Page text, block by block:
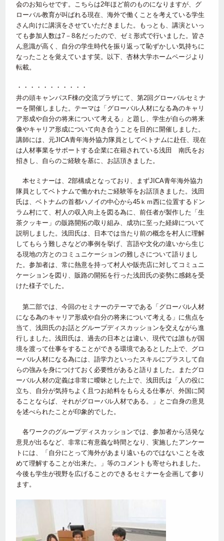
会のお知らせです。こちらは2年ほど前のものになりますが、グ
ローバル教育が叫ばれる現在、海外で働くことを考えている学生
さん向けに講演をさせていただきました。もっとも、講演といっ
ても参加人数は7－8名だったので、ゼミ形式で行いました。皆さ
ん意識が高く、自分の学生時代を振り返って恥ずかしい気持ちに
なったことを覚えています笑。以下、杏林大学ホームページより
転載。
・・・・・・・・・・・
井の頭キャンパスF棟の交流プラザにて、第2回グローバルセミナ
ーを開催しました。テーマは「グローバル人材になる為のキャリ
ア形成や自分の将来について考える」と題し、学生が自らの将来
像やキャリア形成について向き合うことを目的に開催しました。
講師には、元JICA青年海外協力隊員としてベトナムに赴任、現在
は人材事業をサポートする企業に在籍されている浅田 南氏をお
招きし、自らのご経験を基に、お話頂きました。
本セミナーは、2部構成となっており、まずJICA青年海外協力
隊員としてベトナムで働かれたご経験等をお話頂きました。浅田
氏は、ベトナムの首都ハノイの中心から45ｋｍ西に位置するドン
ラム村にて、村人の収入向上を図る為に、前任者が製作した「生
茶クッキー」の販路開拓の取り組み、成功に至った経緯について
説明しました。浅田氏は、日本では当たり前の概念を村人に理解
してもらう難しさなどの事例を挙げ、言語や文化の違いから生じ
る現地の方とのコミュニケーションの難しさについて語りまし
た。参加者は、常に熱意を持って村人や販売店に対してコミュニ
ケーションを図り、販路の開拓を行った浅田氏の姿勢に感銘を受
けた様子でした。
第二部では、今回のセミナーのテーマである「グローバル人材
になる為のキャリア形成や自分の将来について考える」に焦点を
当て、浅田氏のお話とグループディスカッションを交えながら進
行しました。浅田氏は、過去の日本とは違い、現代では誰もが国
境を渡って仕事をすることができる環境であるとした上で、グロ
ーバル人材になる為には、語学力といったスキルにプラスして自
らの強みを身につけておく必要性があると語りました。またグロ
ーバル人材の定義は非常に曖昧とした上で、浅田氏は「人の役に
立ち、自分が気持ちよく且つお給料をもらえる仕事が、外国に関
ることならば、それがグローバル人材である。」とご自身の意見
を述べられたことが印象的でした。
各ワークのグループディスカッションでは、参加者から活発な
意見が出るなど、非常に有意義な時間となり、実施したアンケー
トには、「自分にとって海外があまり遠いものではないことを改
めて理解することが出来た。」等のコメントも寄せられました。
今後も学生が視野を広げることのできるセミナーを企画して参り
ます。